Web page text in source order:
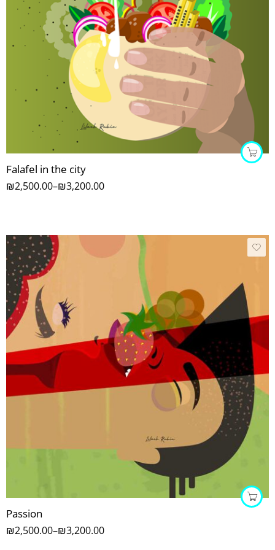
Falafel in the city
₪2,500.00–₪3,200.00
Passion
₪2,500.00–₪3,200.00